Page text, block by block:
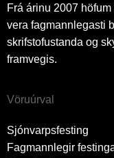
Frá árinu 2007
vera fagmannlegasti
skrifstofustanda og
framvegis.
Vöruúrval
Sjónvarpsfesting
Fagmannlegir